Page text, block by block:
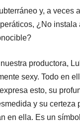
y, a veces
¿No instala
productora,
sexy. Todo en
esto, su
y su certeza
en ella. Es un